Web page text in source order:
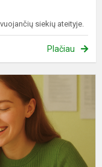
siekių ateityje.
Plačiau